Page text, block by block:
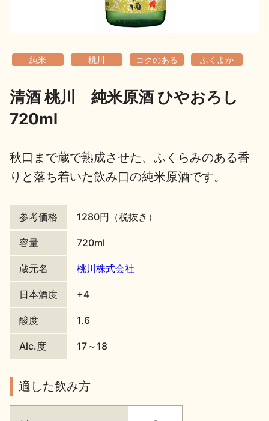
お楽しみコンテンツ
地酒川柳
日本酒の楽しみ方特集
地酒・イベント情報
純米 桃川 コクのある ふくよか
清酒 桃川 純米原酒 ひやおろし
720ml
秋口まで蔵で熟成させた、ふくらみのある香
りと落ち着いた飲み口の純米原酒です。
参考価格 1280円（税抜き）
容量 720ml
蔵元名 桃川株式会社
日本酒度 +4
酸度 1.6
Alc.度 17～18
適した飲み方